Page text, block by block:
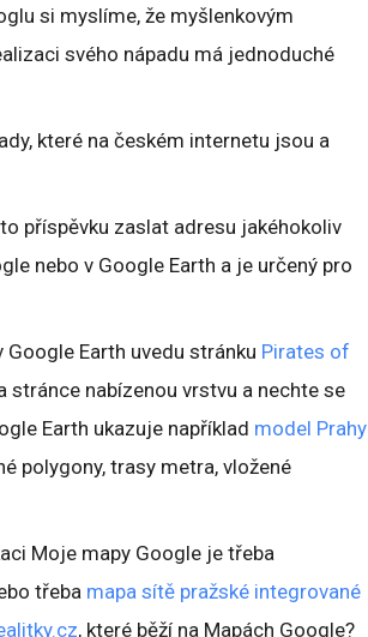
si myslíme, že myšlenkovým
svého nápadu má jednoduché
které na českém internetu jsou a
příspěvku zaslat adresu jakéhokoliv
nebo v Google Earth a je určený pro
Earth uvedu stránku Pirates of
stránce nabízenou vrstvu a nechte se
Earth ukazuje například model Prahy
polygony, trasy metra, vložené
Moje mapy Google je třeba
třeba mapa sítě pražské integrované
, které běží na Mapách Google?